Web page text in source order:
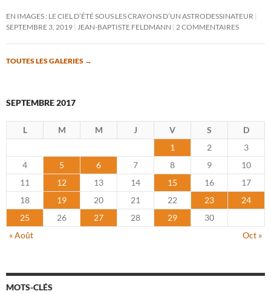
EN IMAGES : LE CIEL D’ÉTÉ SOUS LES CRAYONS D’UN ASTRODESSINATEUR
SEPTEMBRE 3, 2019 JEAN-BAPTISTE FELDMANN 2 COMMENTAIRES
TOUTES LES GALERIES →
SEPTEMBRE 2017
L M M J V S
D
1
2
3
4
5 6 7 8 9
10
11
12 13 14 15 16
17
18
19 20 21 22 23
24
25
26 27 28 29
30
« Août
Oct »
MOTS-CLÉS